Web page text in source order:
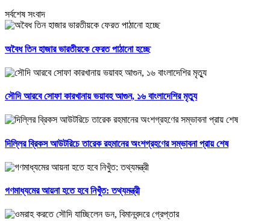
সর্বশেষ সংবাদ
অবৈধ তিন হাজার ভারতীয়কে ফেরত পাঠানো হচ্ছে
সৌদি আরবে সোফা কারখানায় ভয়াবহ আগুন, ১৬ বাংলাদেশির মৃত্যু
দিল্লির ব্রিকস আউটরিচে তারেক রহমানের অংশগ্রহণের সম্ভাবনা প্রায় শেষ
গণমাধ্যমের আয়না হতে হবে নিখুঁত: তথ্যমন্ত্রী